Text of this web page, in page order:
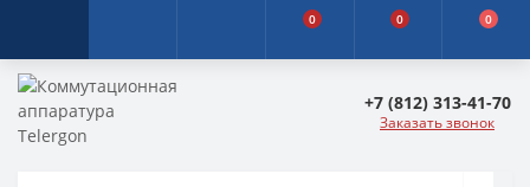
0 0 0
+7 (812) 313-41-70
Заказать звонок